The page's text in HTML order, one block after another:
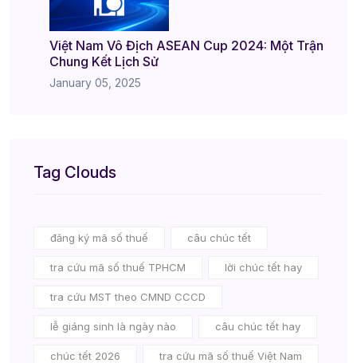
Việt Nam Vô Địch ASEAN Cup 2024: Một Trận
Chung Kết Lịch Sử
January 05, 2025
Tag Clouds
đăng ký mã số thuế câu chúc tết
tra cứu mã số thuế TPHCM lời chúc tết hay
tra cứu MST theo CMND CCCD
lễ giáng sinh là ngày nào câu chúc tết hay
chúc tết 2026 tra cứu mã số thuế Việt Nam